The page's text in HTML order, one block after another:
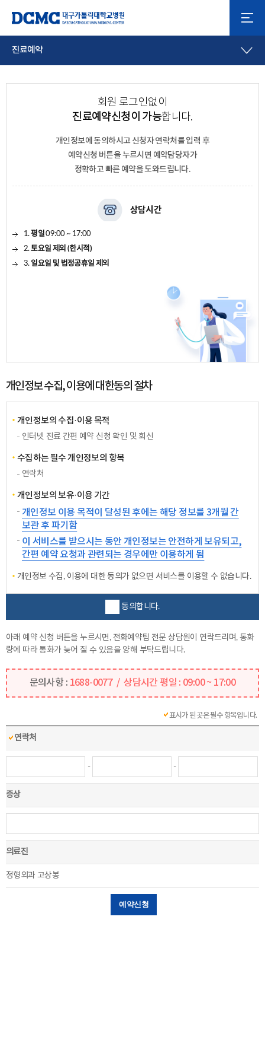
진료예약
회원 로그인없이
진료예약신청이 가능합니다.
개인정보에 동의하시고신청자 연락처를 입력 후
예약신청 버튼을 누르시면 예약담당자가
정확하고 빠른 예약을 도와드립니다.
상담시간
1.평일09:00 ~ 17:00
2.토요일 제외 (한시적)
3. 일요일 및 법정공휴일 제외
개인정보 수집, 이용에 대한동의 절차
개인정보의 수집·이용 목적
인터넷 진료 간편 예약 신청 확인 및 회신
수집하는 필수 개인정보의 항목
연락처
개인정보의 보유·이용 기간
개인정보 이용 목적이 달성된 후에는 해당 정보를 3개월 간
보관 후 파기함
이 서비스를 받으시는 동안 개인정보는 안전하게 보유되고,
간편 예약 요청과 관련되는 경우에만 이용하게 됨
개인정보 수집, 이용에 대한 동의가 없으면 서비스를 이용할 수 없습니다.
동의합니다.
아래 예약 신청 버튼을 누르시면, 전화예약팀 전문 상담원이 연락드리며, 통화
량에 따라 통화가 늦어 질 수 있음을 양해 부탁드립니다.
문의사항 : 1688-0077 / 상담시간 평일 : 09:00 ~ 17:00
표시가 된 곳은 필수 항목입니다.
연락처
- -
증상
의료진
정형외과 고상봉